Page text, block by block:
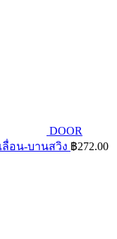
DOOR
ลื่อน-บานสวิง ฿272.00